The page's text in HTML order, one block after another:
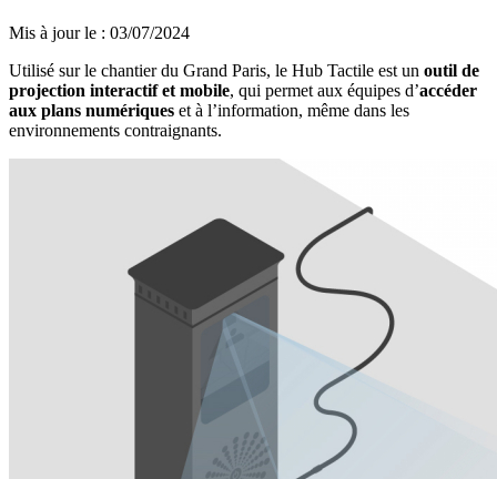
Mis à jour le : 03/07/2024
Utilisé sur le chantier du Grand Paris, le Hub Tactile est un outil de
projection interactif et mobile, qui permet aux équipes d’accéder
aux plans numériques et à l’information, même dans les
environnements contraignants.